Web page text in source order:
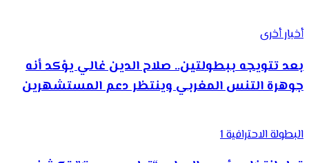
أخبار أخرى
بعد تتويجه ببطولتين.. صلاح الدين غالي يؤكد أنه
جوهرة التنس المغربي وينتظر دعم المستشهرين
البطولة الاحترافية 1